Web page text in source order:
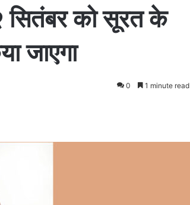
सितंबर को सूरत के
जाएगा
0 1 minute read